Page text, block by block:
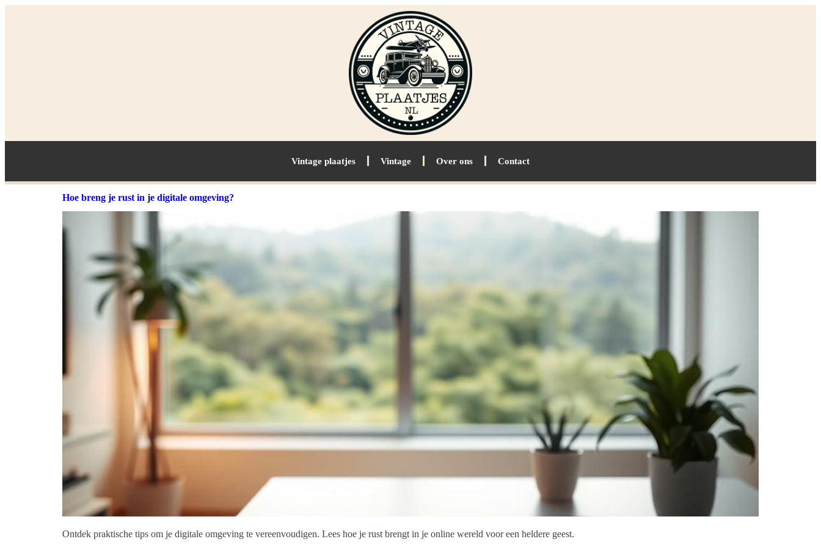
Vintage plaatjes Vintage Over ons Contact
Hoe breng je rust in je digitale omgeving?
Ontdek praktische tips om je digitale omgeving te vereenvoudigen. Lees hoe je rust brengt in je online wereld voor een heldere geest.